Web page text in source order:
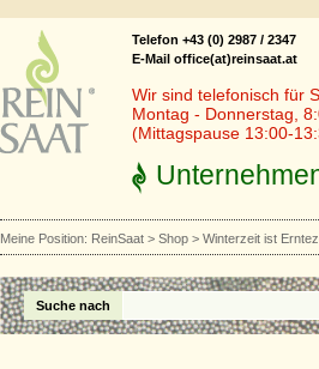
Telefon +43 (0) 2987 / 2347
E-Mail office(at)reinsaat.at
Wir sind telefonisch für
Montag - Donnerstag,
(Mittagspause 13:00-
Meine Position: ReinSaat > Shop > Winterzeit ist
Suche nach